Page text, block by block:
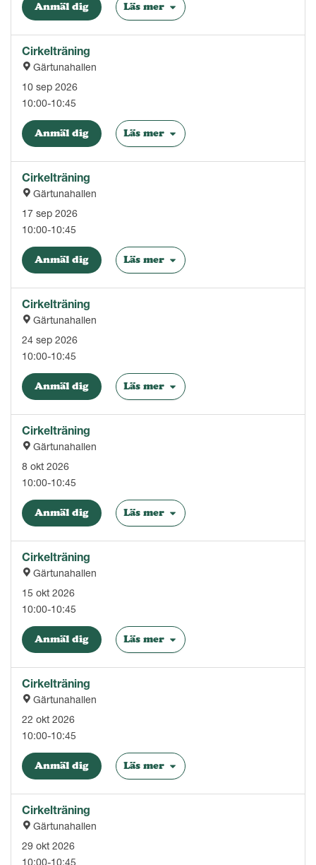
Anmäl dig Läs mer
Cirkelträning
Gärtunahallen
10 sep 2026
10:00-10:45
Anmäl dig Läs mer
Cirkelträning
Gärtunahallen
17 sep 2026
10:00-10:45
Anmäl dig Läs mer
Cirkelträning
Gärtunahallen
24 sep 2026
10:00-10:45
Anmäl dig Läs mer
Cirkelträning
Gärtunahallen
8 okt 2026
10:00-10:45
Anmäl dig Läs mer
Cirkelträning
Gärtunahallen
15 okt 2026
10:00-10:45
Anmäl dig Läs mer
Cirkelträning
Gärtunahallen
22 okt 2026
10:00-10:45
Anmäl dig Läs mer
Cirkelträning
Gärtunahallen
29 okt 2026
10:00-10:45